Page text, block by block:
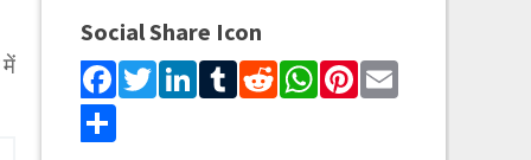
Social Share Icon
Facebook
Twitter
LinkedIn
Tumblr
Reddit
WhatsApp
Pinterest
Email
Share